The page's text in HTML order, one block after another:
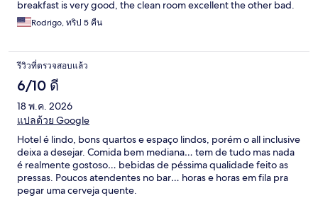
breakfast is very good, the clean room excellent the other bad.
Rodrigo, ทริป 5 คืน
รีวิวที่ตรวจสอบแล้ว
6/10 ดี
18 พ.ค. 2026
แปลด้วย Google
Hotel é lindo, bons quartos e espaço lindos, porém o all inclusive
deixa a desejar. Comida bem mediana… tem de tudo mas nada
é realmente gostoso… bebidas de péssima qualidade feito as
pressas. Poucos atendentes no bar… horas e horas em fila pra
pegar uma cerveja quente.